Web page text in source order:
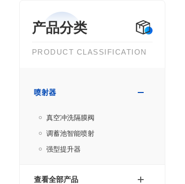
产品分类
PRODUCT CLASSIFICATION
喷射器
真空冲洗隔膜阀
调蓄池智能喷射
强型提升器
查看全部产品